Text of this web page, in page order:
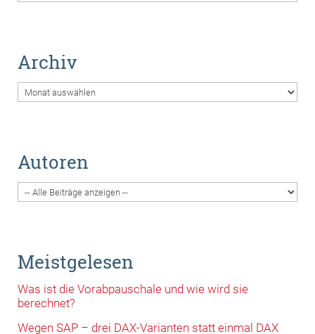
Archiv
Archiv
Autoren
Meistgelesen
Was ist die Vorabpauschale und wie wird sie
berechnet?
Wegen SAP – drei DAX-Varianten statt einmal DAX